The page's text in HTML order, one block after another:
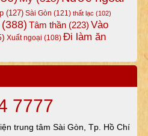
(127) Sài Gòn (121) thất lạc (102)
Tâm thần(223) Vào
Xuất ngoại (108) Đi làm ăn
7777
trung tâm Sài Gòn, Tp. Hồ Chí